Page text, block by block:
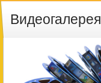
Видеогалерея